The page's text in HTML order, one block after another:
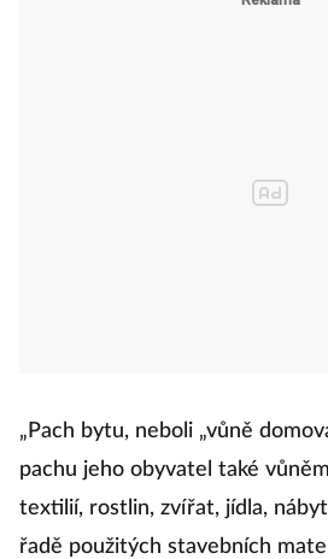
„Pach bytu, neboli „vůně
pachu jeho obyvatel také
textilií, rostlin, zvířat, jídla,
řadě použitých stavebních